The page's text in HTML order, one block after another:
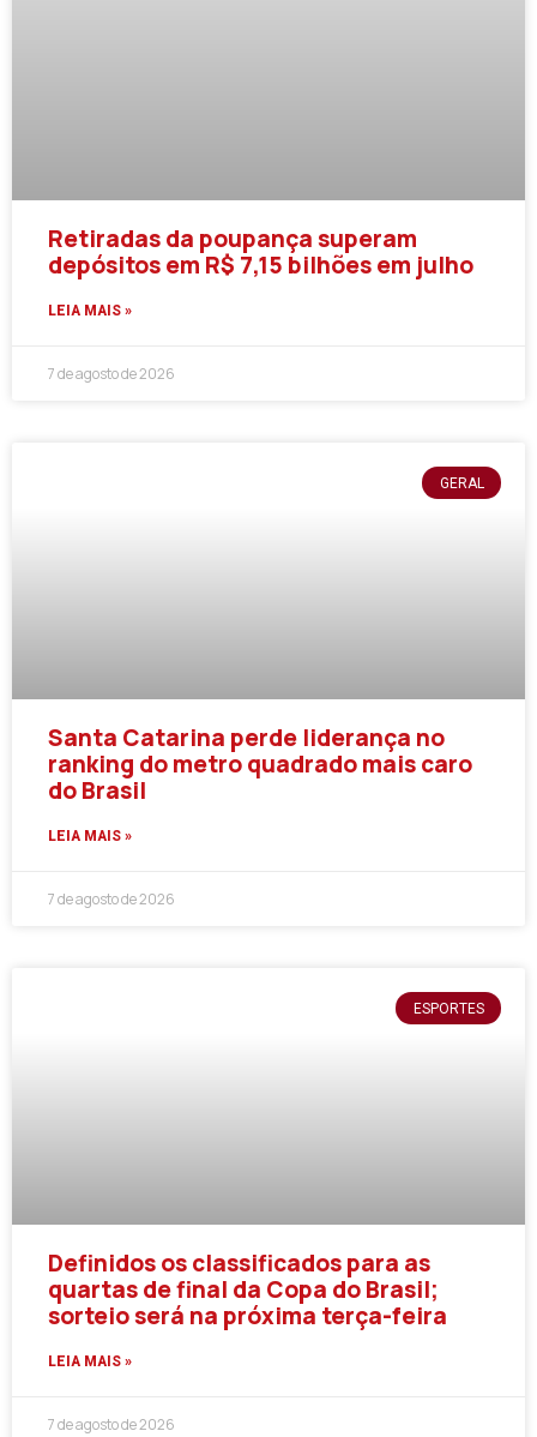
Retiradas da poupança superam
depósitos em R$ 7,15 bilhões em julho
LEIA MAIS »
7 de agosto de 2026
GERAL
Santa Catarina perde liderança no
ranking do metro quadrado mais caro
do Brasil
LEIA MAIS »
7 de agosto de 2026
ESPORTES
Definidos os classificados para as
quartas de final da Copa do Brasil;
sorteio será na próxima terça-feira
LEIA MAIS »
7 de agosto de 2026